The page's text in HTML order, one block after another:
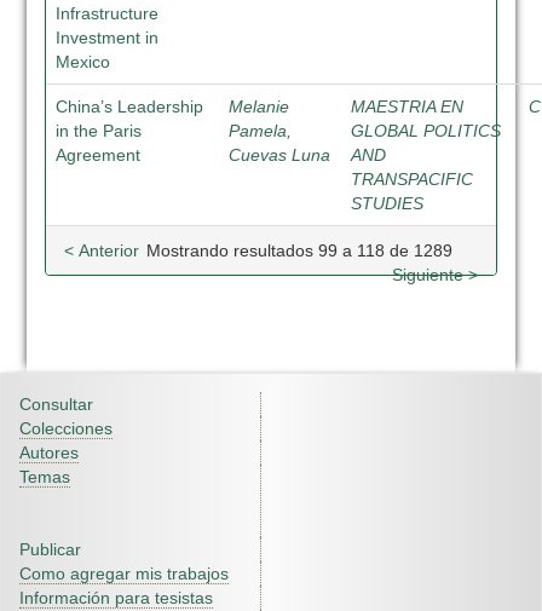
Infrastructure
Investment in
Mexico
China’s Leadership
in the Paris
Agreement
Melanie
Pamela,
Cuevas Luna
MAESTRIA EN
GLOBAL POLITICS
AND
TRANSPACIFIC
STUDIES
Mostrando resultados 99 a 118 de 1289
< Anterior
Siguiente >
Consultar
Colecciones
Autores
Temas
Publicar
Como agregar mis trabajos
Información para tesistas